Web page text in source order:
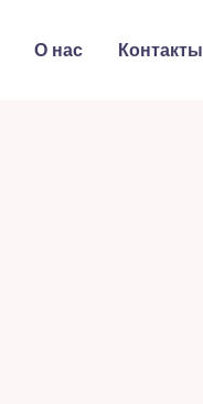
О нас Контакты